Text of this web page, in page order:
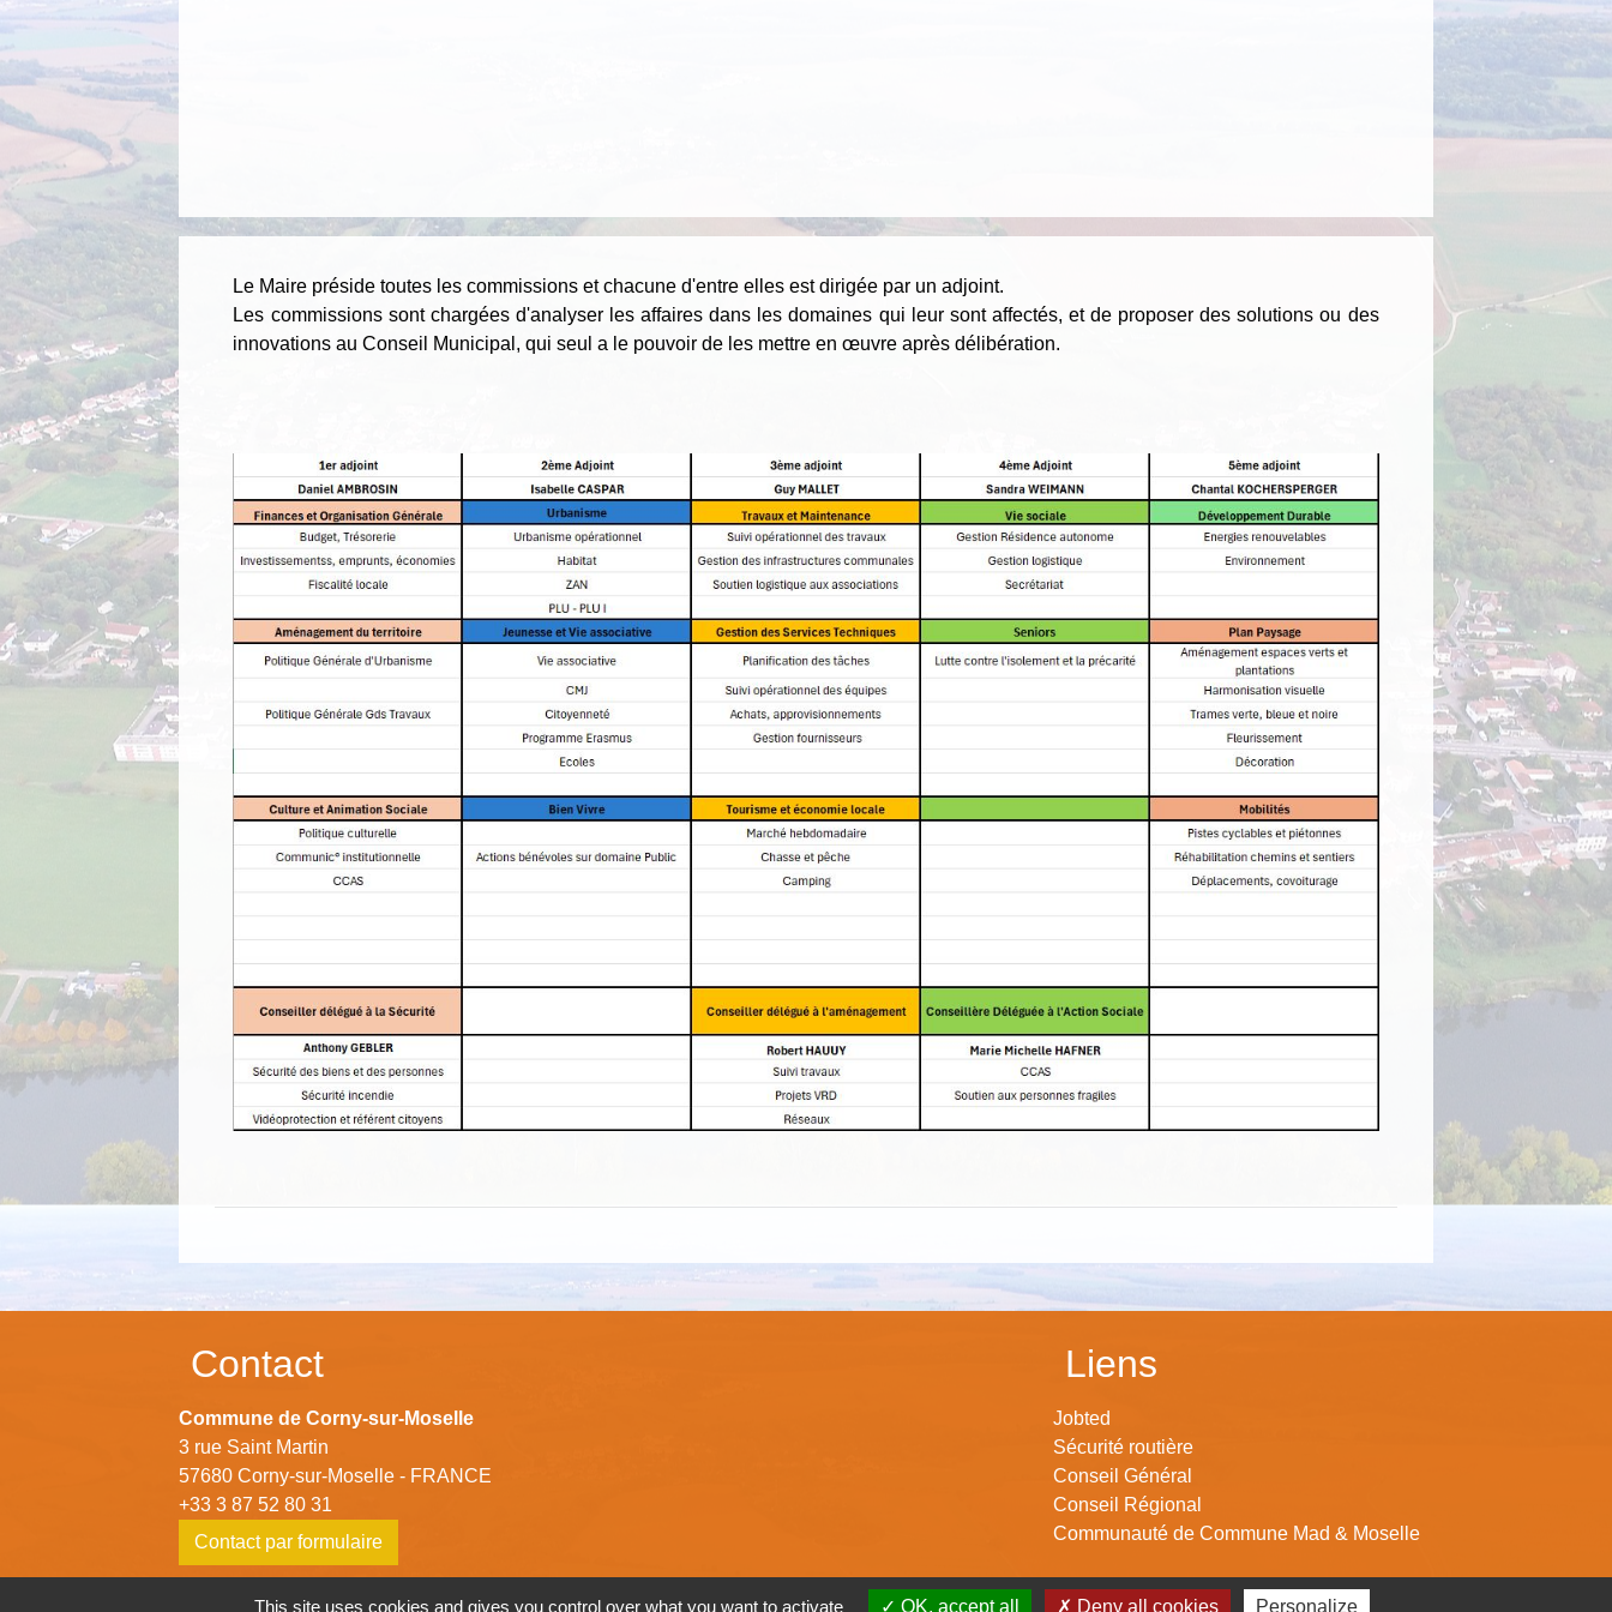
Le Maire préside toutes les commissions et chacune d'entre elles est dirigée par un adjoint.
Les commissions sont chargées d'analyser les affaires dans les domaines qui leur sont affectés, et de proposer des solutions ou des
innovations au Conseil Municipal, qui seul a le pouvoir de les mettre en œuvre après délibération.
Contact
Commune de Corny-sur-Moselle
3 rue Saint Martin
57680 Corny-sur-Moselle - FRANCE
+33 3 87 52 80 31
Contact par formulaire
Liens
Jobted
Sécurité routière
Conseil Général
Conseil Régional
Communauté de Commune Mad & Moselle
This site uses cookies and gives you control over what you want to activate OK, accept all Deny all cookies Personalize